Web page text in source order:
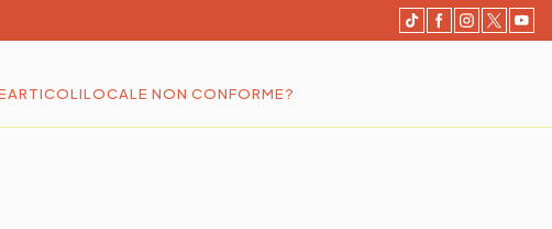
ARTICOLILOCALE NON CONFORME?